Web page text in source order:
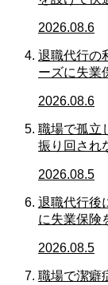
2026.08.6
退職代行の
ーズに失業
2026.08.6
職場で孤立
振り回され
2026.08.5
退職代行後
に失業保険
2026.08.5
職場で潔癖